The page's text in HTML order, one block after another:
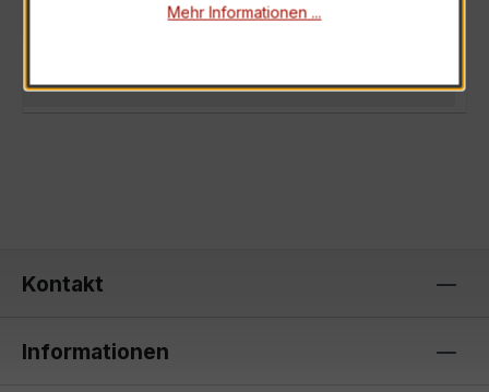
Kontakt
Informationen
Mehr Informationen ...